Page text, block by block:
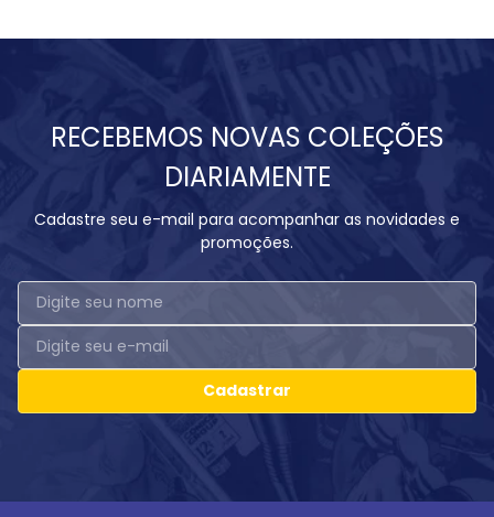
RECEBEMOS NOVAS COLEÇÕES
DIARIAMENTE
Cadastre seu e-mail para acompanhar as novidades e
promoções.
Cadastrar